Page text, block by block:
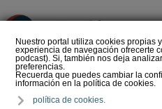
Nuestro portal utiliza cookies propias
experiencia de navegación ofrecerte
podcast). Si, también nos deja
preferencias.
Recuerda que puedes cambiar la
información en la política de cookies.
política de cookies.